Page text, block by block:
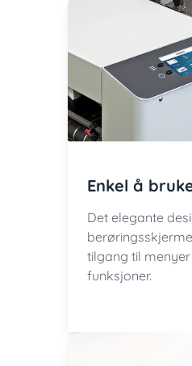
Enkel å
Det elegante
tilgang til
funksjoner.